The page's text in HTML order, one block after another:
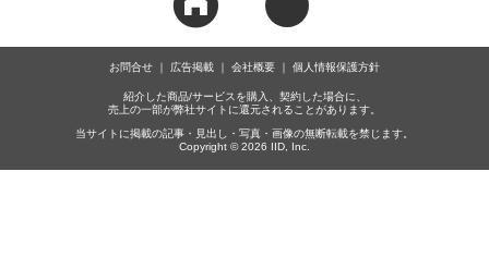
お問合せ 広告掲載 会社概要 個人情報保護方針
紹介した商品/サービスを購入、契約した場合に、
売上の一部が弊社サイトに還元されることがあります。
当サイトに掲載の記事・見出し・写真・画像の無断転載を禁じます。
Copyright © 2026 IID, Inc.